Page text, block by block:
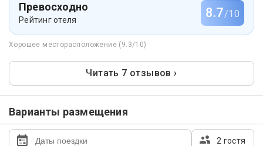
Превосходно
Рейтинг отеля 8.7/10
Хорошее месторасположение (9.3/10)
Читать 7 отзывов ›
Варианты размещения
2 гостя